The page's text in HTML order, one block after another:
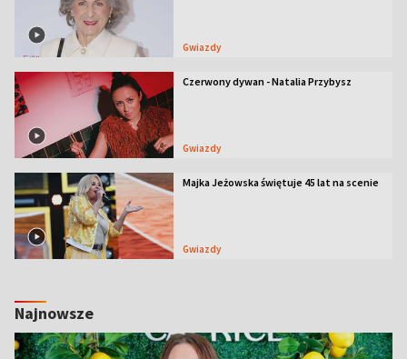
Gwiazdy
Czerwony dywan - Natalia Przybysz
Gwiazdy
Majka Jeżowska świętuje 45 lat na scenie
Gwiazdy
Najnowsze